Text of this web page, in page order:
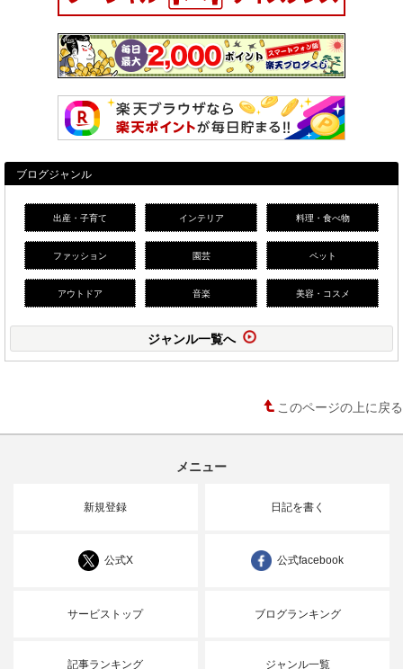
ブログジャンル
出産・子育て インテリア 料理・食べ物
ファッション 園芸 ペット
アウトドア 音楽 美容・コスメ
ジャンル一覧へ
このページの上に戻る
メニュー
新規登録 日記を書く
公式X 公式facebook
サービストップ ブログランキング
記事ランキング ジャンル一覧